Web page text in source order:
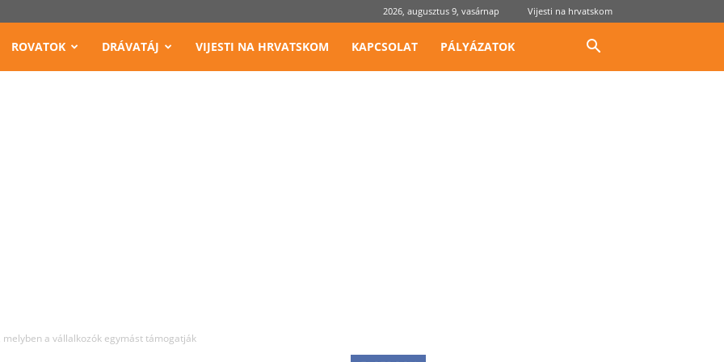
2026, augusztus 9, vasárnap Vijesti na hrvatskom
ROVATOK DRÁVATÁJ VIJESTI NA HRVATSKOM KAPCSOLAT PÁLYÁZATOK
melyben a vállalkozók egymást támogatják